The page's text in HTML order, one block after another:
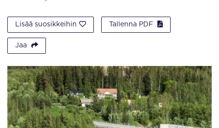
Lisää suosikkeihin Tallenna PDF
Jaa